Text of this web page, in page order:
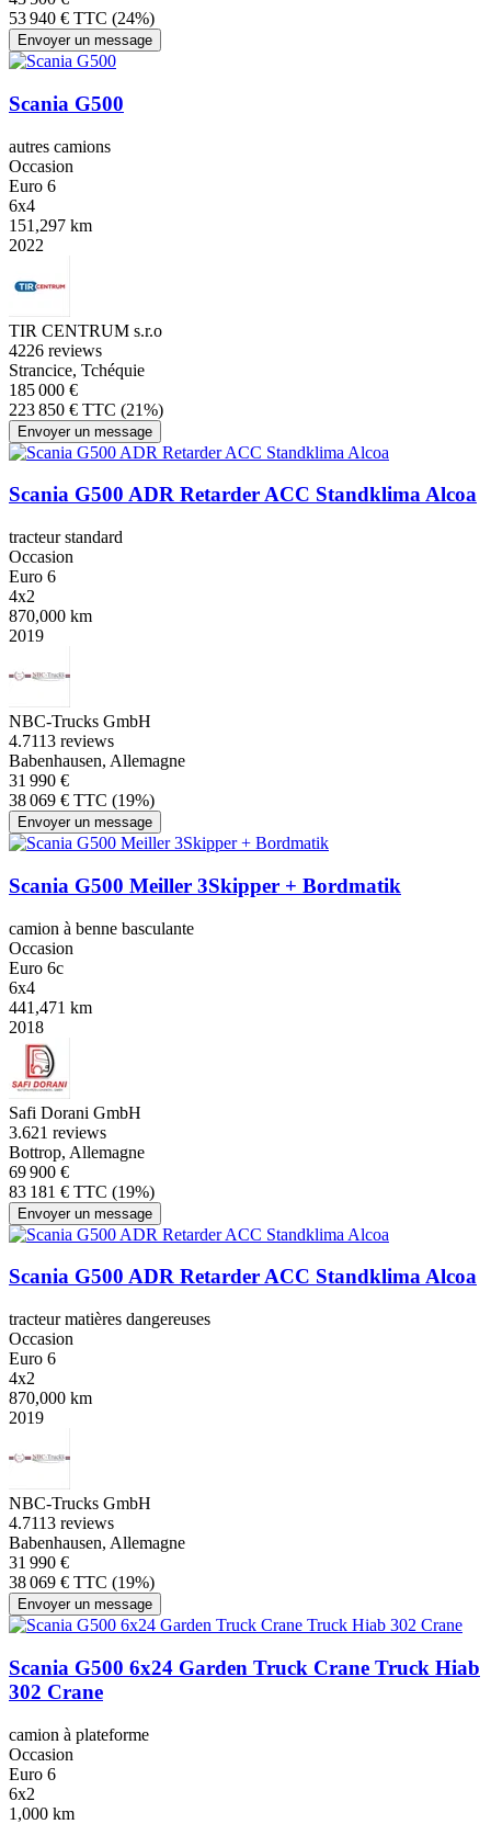
53 940 € TTC (24%)
Envoyer un message
Scania G500
autres camions
Occasion
Euro 6
6x4
151,297 km
2022
TIR CENTRUM s.r.o
4226 reviews
Strancice, Tchéquie
185 000 €
223 850 € TTC (21%)
Envoyer un message
Scania G500 ADR Retarder ACC Standklima Alcoa
tracteur standard
Occasion
Euro 6
4x2
870,000 km
2019
NBC-Trucks GmbH
4.7113 reviews
Babenhausen, Allemagne
31 990 €
38 069 € TTC (19%)
Envoyer un message
Scania G500 Meiller 3Skipper + Bordmatik
camion à benne basculante
Occasion
Euro 6c
6x4
441,471 km
2018
Safi Dorani GmbH
3.621 reviews
Bottrop, Allemagne
69 900 €
83 181 € TTC (19%)
Envoyer un message
Scania G500 ADR Retarder ACC Standklima Alcoa
tracteur matières dangereuses
Occasion
Euro 6
4x2
870,000 km
2019
NBC-Trucks GmbH
4.7113 reviews
Babenhausen, Allemagne
31 990 €
38 069 € TTC (19%)
Envoyer un message
Scania G500 6x24 Garden Truck Crane Truck Hiab
302 Crane
camion à plateforme
Occasion
Euro 6
6x2
1,000 km